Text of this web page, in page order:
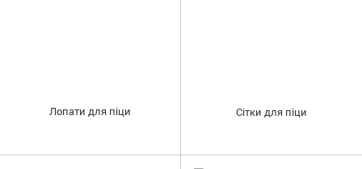
Лопати для піци Сітки для піци